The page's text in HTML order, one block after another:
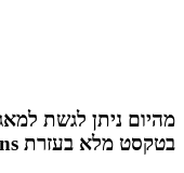
מהיום ניתן לגשת
בטקסט מלא בעזרת OpenAthens.